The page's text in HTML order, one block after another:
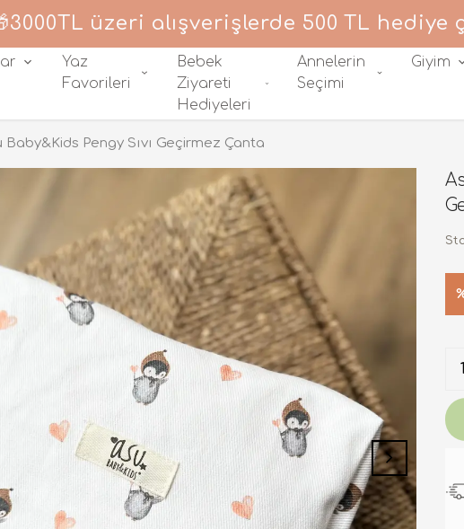
üzeri alışverişlerde 500 TL hediye
Yaz
Favorileri
Bebek
Ziyareti
Hediyeleri
Annelerin
Seçimi
Giyim
Baby&Kids Pengy Sıvı Geçirmez Çanta